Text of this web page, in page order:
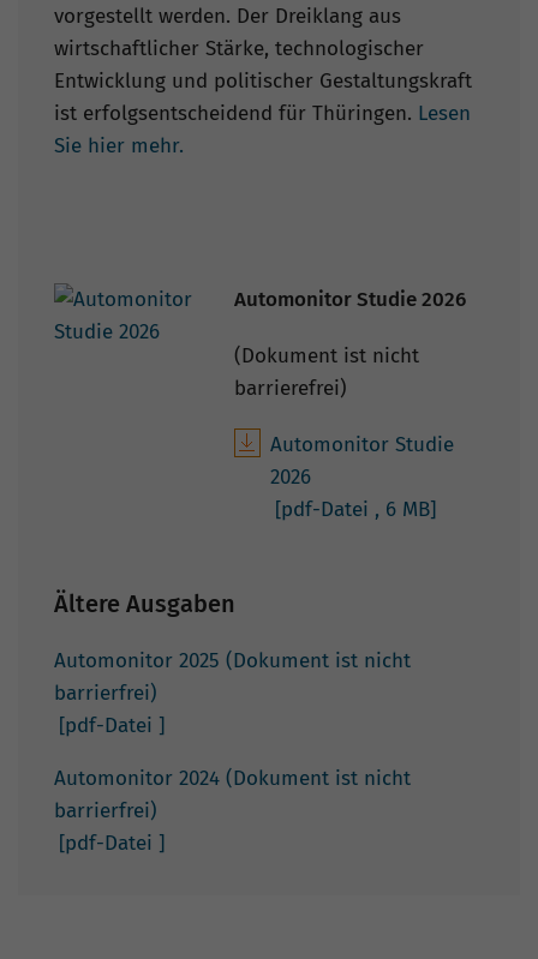
vorgestellt werden. Der Dreiklang aus
wirtschaftlicher Stärke, technologischer
Entwicklung und politischer Gestaltungskraft
ist erfolgsentscheidend für Thüringen. Lesen
Sie hier mehr.
Automonitor Studie 2026
(Dokument ist nicht
barrierefrei)
Automonitor Studie
2026
[pdf-Datei , 6 MB]
Ältere Ausgaben
Automonitor 2025 (Dokument ist nicht
barrierfrei)
[pdf-Datei ]
Automonitor 2024 (Dokument ist nicht
barrierfrei)
[pdf-Datei ]